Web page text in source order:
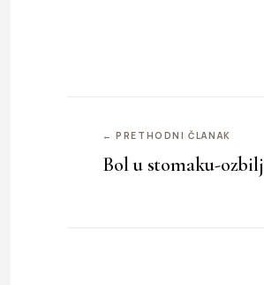
← PRETHODNI ČLANAK
Bol u stomaku-